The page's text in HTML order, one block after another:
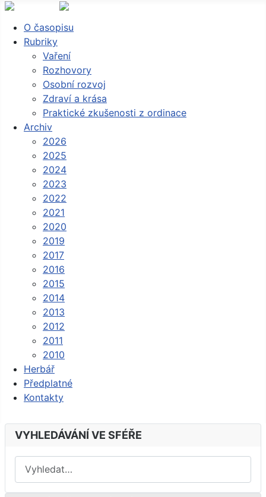
O časopisu
Rubriky
Vaření
Rozhovory
Osobní rozvoj
Zdraví a krása
Praktické zkušenosti z ordinace
Archiv
2026
2025
2024
2023
2022
2021
2020
2019
2017
2016
2015
2014
2013
2012
2011
2010
Herbář
Předplatné
Kontakty
VYHLEDÁVÁNÍ VE SFÉŘE